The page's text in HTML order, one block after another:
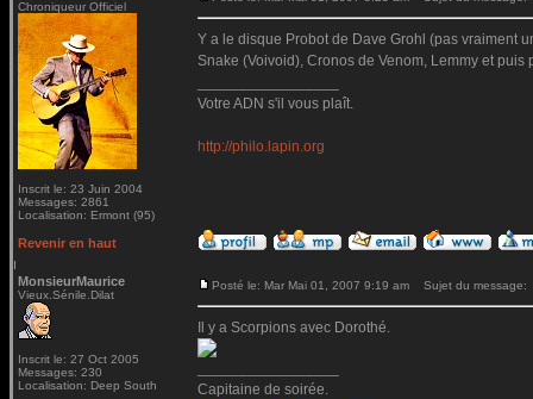
Chroniqueur Officiel
Inscrit le: 23 Juin 2004
Messages: 2861
Localisation: Ermont (95)
Y a le disque Probot de Dave Grohl (pas vraiment
Snake (Voivoid), Cronos de Venom, Lemmy et
Votre ADN s'il vous plaît.
http://philo.lapin.org
Revenir en haut
MonsieurMaurice
Vieux.Sénile.Dilat
Inscrit le: 27 Oct 2005
Messages: 230
Localisation: Deep South
Posté le: Mar Mai 01, 2007 9:19 am Sujet du message:
Il y a Scorpions avec Dorothé.
Capitaine de soirée.